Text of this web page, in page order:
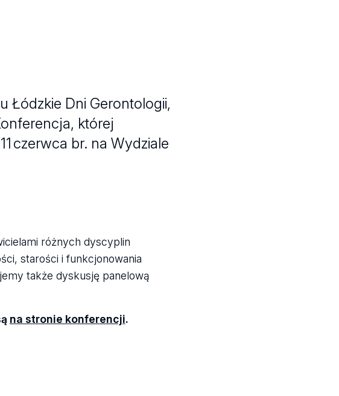
Łódzkie Dni Gerontologii,
której
czerwca br. na Wydziale
różnych dyscyplin
starości i funkcjonowania
także dyskusję panelową
na stronie konferencji.